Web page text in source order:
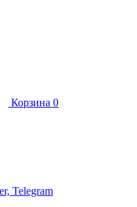
Корзина 0
Telegram